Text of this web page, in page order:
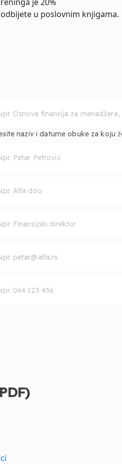
u poslovnim knjigama.
naziv i datume obuke za koju